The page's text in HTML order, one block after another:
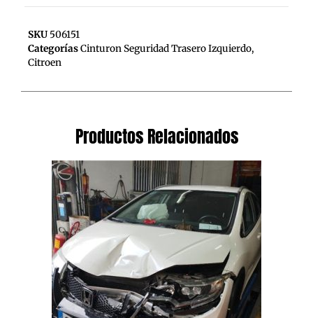
SKU 506151
CategoríasCinturon Seguridad Trasero Izquierdo,
Citroen
Productos Relacionados